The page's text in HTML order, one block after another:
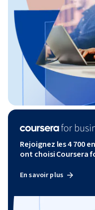
Rejoignez les 4 700
ont choisi Coursera
En savoir plus